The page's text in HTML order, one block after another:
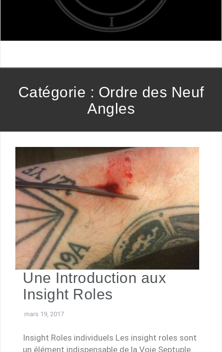
Catégorie : Ordre des Neuf
Angles
Une Introduction aux
Insight Roles
mars 19, 2017
Insight Roles individuels Les insight roles sont
un élément indispensable de la Voie Septuple.